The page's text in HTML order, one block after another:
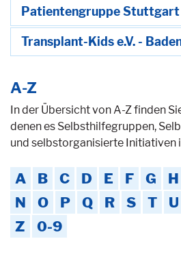
Patientengruppe Stuttgart
Transplant-Kids e.V. -
A-Z
In der Übersicht von A-Z finden
denen es Selbsthilfegruppen,
und selbstorganisierte Initiativen
A B C D E F G H
N
O P Q R S T U
Z
0-9